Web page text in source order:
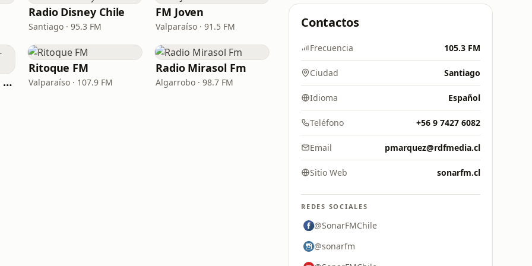
Radio Disney Chile
Santiago · 95.3 FM
FM Joven
Valparaíso · 91.5 FM
Radios Group Chile - Estación 2000
Ritoque FM
Valparaíso · 107.9 FM
Radio Mirasol Fm
Algarrobo · 98.7 FM
Contactos
Frecuencia 105.3 FM
Ciudad Santiago
Idioma Español
Teléfono +56 9 7427 6082
Email pmarquez@rdfmedia.cl
Sitio Web sonarfm.cl
REDES SOCIALES
@SonarFMChile
@sonarfm